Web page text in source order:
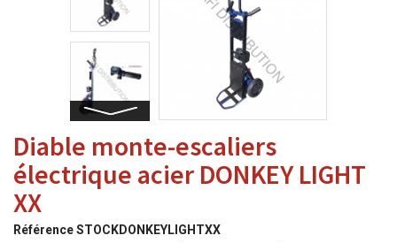
Diable monte-escaliers
électrique acier DONKEY LIGHT
XX
RéférenceSTOCKDONKEYLIGHTXX